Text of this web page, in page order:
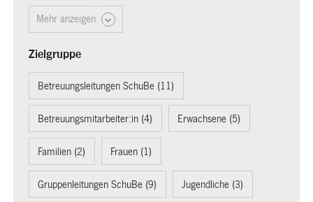
Mehr anzeigen
Zielgruppe
Betreuungsleitungen SchuBe (11)
Betreuungsmitarbeiter:in (4) Erwachsene (5)
Familien (2) Frauen (1)
Gruppenleitungen SchuBe (9) Jugendliche (3)